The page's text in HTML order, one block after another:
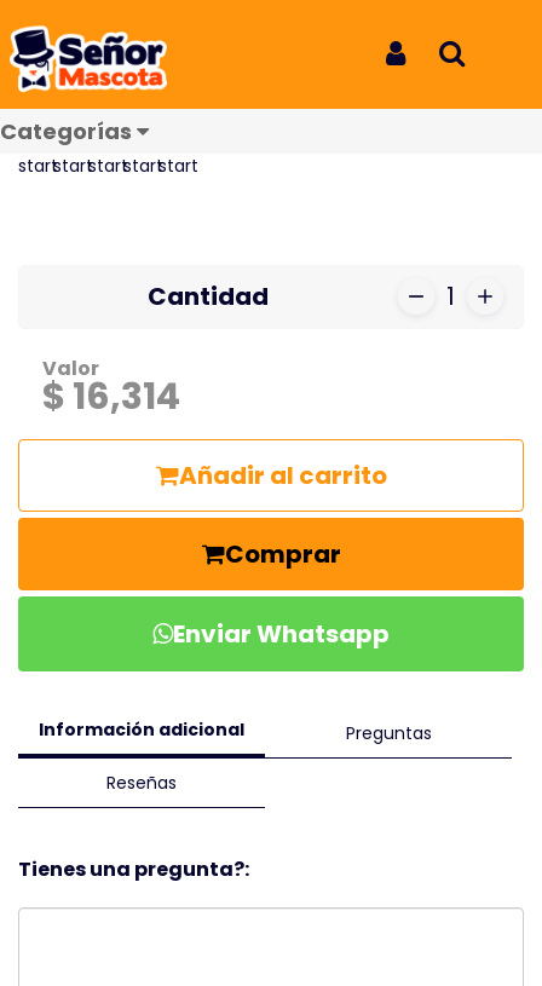
Categorías
Eritrovet Sobre x 30G
Cantidad 1
Valor
$ 16,314
Añadir al carrito
Comprar
Enviar Whatsapp
Información adicional Preguntas
Reseñas
Tienes una pregunta?: